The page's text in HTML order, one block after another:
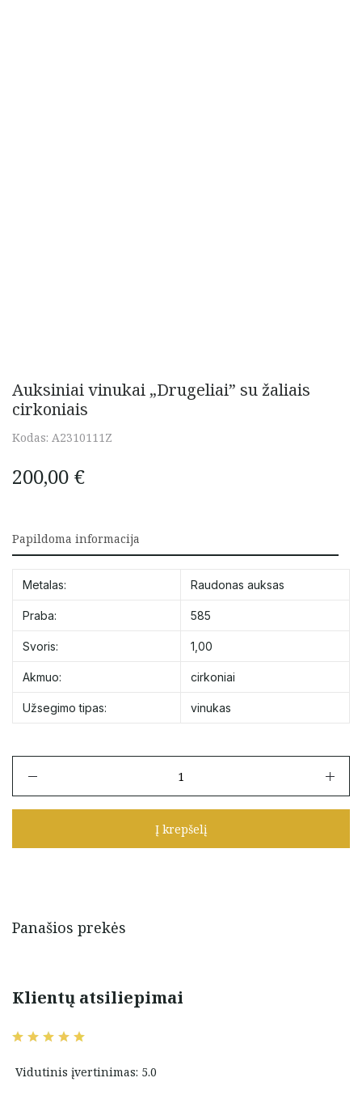
Auksiniai vinukai „Drugeliai” su žaliais
cirkoniais
Kodas: A2310111Z
200,00 €
Papildoma informacija
Metalas: Raudonas auksas
Praba: 585
Svoris: 1,00
Akmuo: cirkoniai
Užsegimo tipas: vinukas
Auksiniai
su
Į krepšelį
Panašios prekės
Klientų atsiliepimai
Vidutinis įvertinimas: 5.0